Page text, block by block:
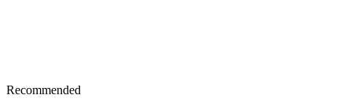
Recommended